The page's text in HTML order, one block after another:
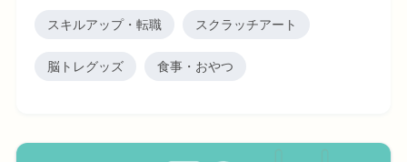
スキルアップ・転職 スクラッチアート
脳トレグッズ 食事・おやつ